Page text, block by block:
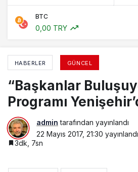
BTC
0,00 TRY
HABERLER GÜNCEL
“Başkanlar
Programı
admin tarafından yayınlandı
22 Mayıs 2017, 21:30 yayınlandı
3dk, 7sn